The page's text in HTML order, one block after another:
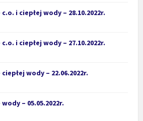
i ciepłej wody – 28.10.2022r.
i ciepłej wody – 27.10.2022r.
wody – 22.06.2022r.
– 05.05.2022r.